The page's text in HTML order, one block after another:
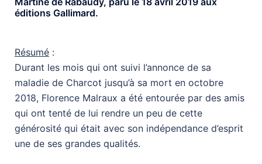
éditions Gallimard.
Résumé :
Durant les mois qui ont suivi l’annonce de sa
maladie de Charcot jusqu’à sa mort en octobre
2018, Florence Malraux a été entourée par des amis
qui ont tenté de lui rendre un peu de cette
générosité qui était avec son indépendance d’esprit
une de ses grandes qualités.